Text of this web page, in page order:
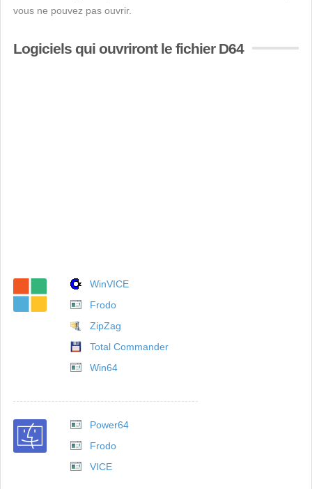
vous ne pouvez pas ouvrir.
Logiciels qui ouvriront le fichier D64
WinVICE
Frodo
ZipZag
Total Commander
Win64
Power64
Frodo
VICE